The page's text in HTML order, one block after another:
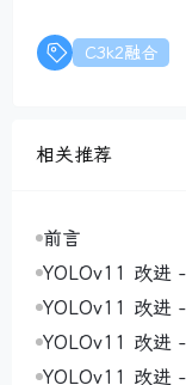
C3k2融合
相关推荐
前言
YOLOv11 改进 - 即插即用
觉Transformer
率瓶颈，实现精
YOLOv11 改进 - 主干网络 清
Conv ：利用共
知，注意力机制
YOLOv11 改进 - 主干网络
口层次化视觉变
YOLOv11 改进 - 主干网络